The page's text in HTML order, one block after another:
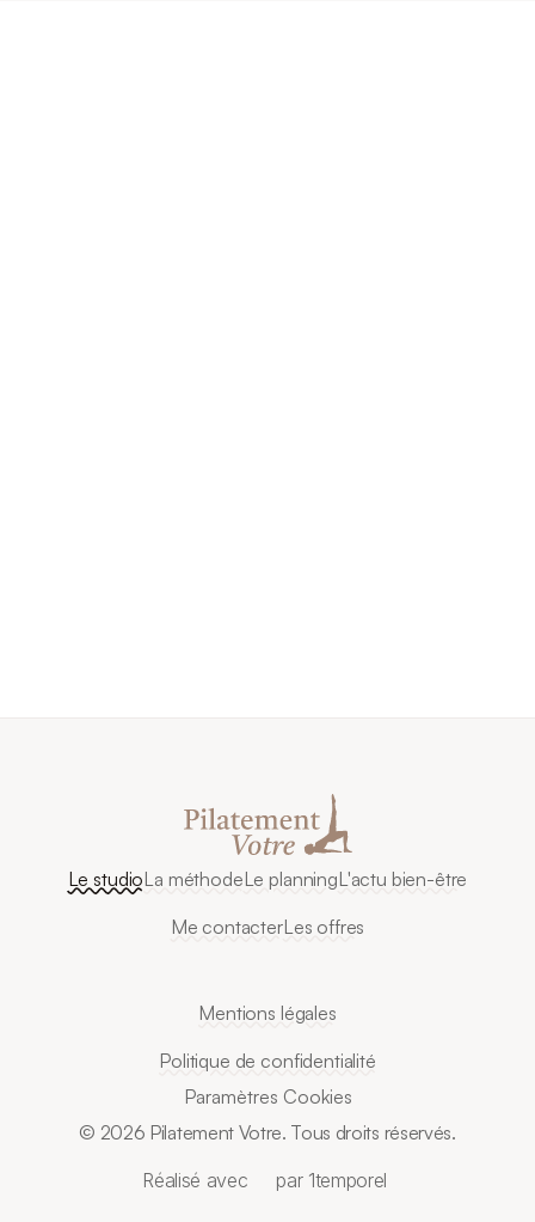
Le studioLa méthodeLe planningL'actu bien-être
Me contacterLes offres
© 2026 Pilatement Votre. Tous droits réservés.
Mentions légales
Politique de confidentialité
Paramètres Cookies
Réalisé avec par 1temporel